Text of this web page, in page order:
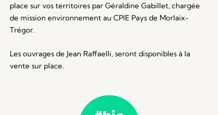
place sur vos territoires par Géraldine Gabillet, chargée
de mission environnement au CPIE Pays de Morlaix-
Trégor.
Les ouvrages de Jean Raffaelli, seront disponibles à la
vente sur place.